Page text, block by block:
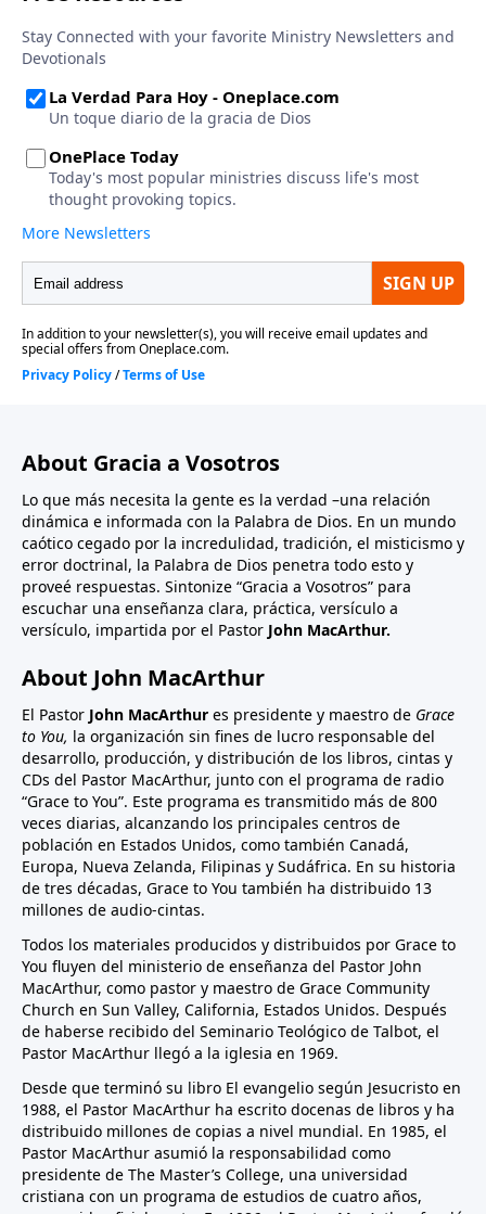
About Gracia a Vosotros
Lo que más necesita la gente es la verdad –una relación
dinámica e informada con la Palabra de Dios. En un mundo
caótico cegado por la incredulidad, tradición, el misticismo y
error doctrinal, la Palabra de Dios penetra todo esto y
proveé respuestas. Sintonize “Gracia a Vosotros” para
escuchar una enseñanza clara, práctica, versículo a
versículo, impartida por el Pastor John MacArthur.
About John MacArthur
El Pastor John MacArthur es presidente y maestro de Grace
to You, la organización sin fines de lucro responsable del
desarrollo, producción, y distribución de los libros, cintas y
CDs del Pastor MacArthur, junto con el programa de radio
“Grace to You”. Este programa es transmitido más de 800
veces diarias, alcanzando los principales centros de
población en Estados Unidos, como también Canadá,
Europa, Nueva Zelanda, Filipinas y Sudáfrica. En su historia
de tres décadas, Grace to You también ha distribuido 13
millones de audio-cintas.
Todos los materiales producidos y distribuidos por Grace to
You fluyen del ministerio de enseñanza del Pastor John
MacArthur, como pastor y maestro de Grace Community
Church en Sun Valley, California, Estados Unidos. Después
de haberse recibido del Seminario Teológico de Talbot, el
Pastor MacArthur llegó a la iglesia en 1969.
Desde que terminó su libro El evangelio según Jesucristo en
1988, el Pastor MacArthur ha escrito docenas de libros y ha
distribuido millones de copias a nivel mundial. En 1985, el
Pastor MacArthur asumió la responsabilidad como
presidente de The Master’s College, una universidad
cristiana con un programa de estudios de cuatro años,